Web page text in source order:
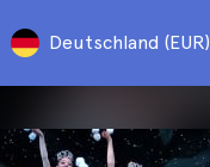
Deutschland (EUR)